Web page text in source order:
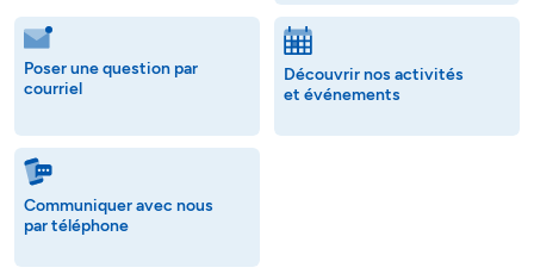
Poser une question par
courriel
Découvrir nos activités
et événements
Communiquer avec nous
par téléphone